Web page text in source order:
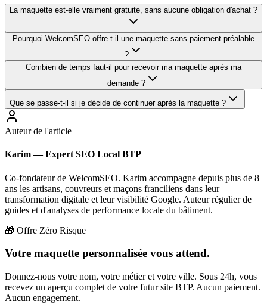
La maquette est-elle vraiment gratuite, sans aucune obligation d'achat ?
Pourquoi WelcomSEO offre-t-il une maquette sans paiement préalable
?
Combien de temps faut-il pour recevoir ma maquette après ma
demande ?
Que se passe-t-il si je décide de continuer après la maquette ?
Auteur de l'article
Karim — Expert SEO Local BTP
Co-fondateur de WelcomSEO. Karim accompagne depuis plus de 8
ans les artisans, couvreurs et maçons franciliens dans leur
transformation digitale et leur visibilité Google. Auteur régulier de
guides et d'analyses de performance locale du bâtiment.
🎁 Offre Zéro Risque
Votre maquette personnalisée vous attend.
Donnez-nous votre nom, votre métier et votre ville. Sous 24h, vous
recevez un aperçu complet de votre futur site BTP. Aucun paiement.
Aucun engagement.